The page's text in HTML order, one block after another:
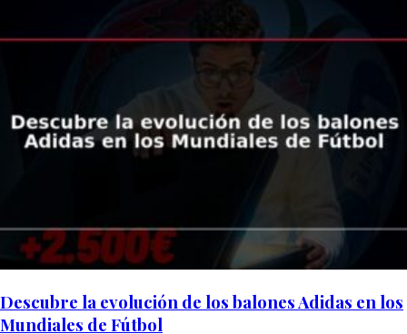
Descubre la evolución de los balones Adidas en los
Mundiales de Fútbol